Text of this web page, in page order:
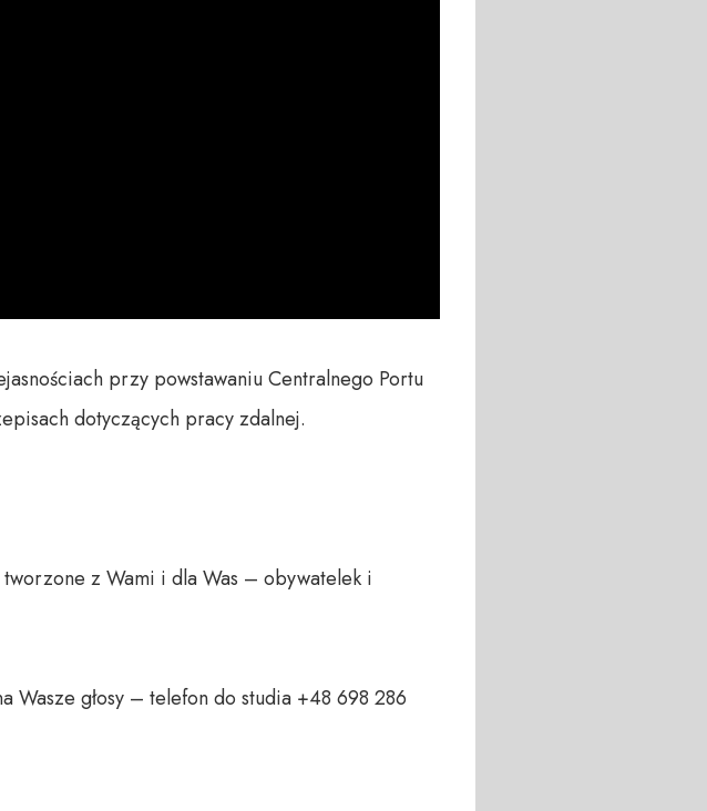
przy powstawaniu Centralnego Portu
dotyczących pracy zdalnej.
z Wami i dla Was – obywatelek i
Wasze głosy – telefon do studia +48 698 286